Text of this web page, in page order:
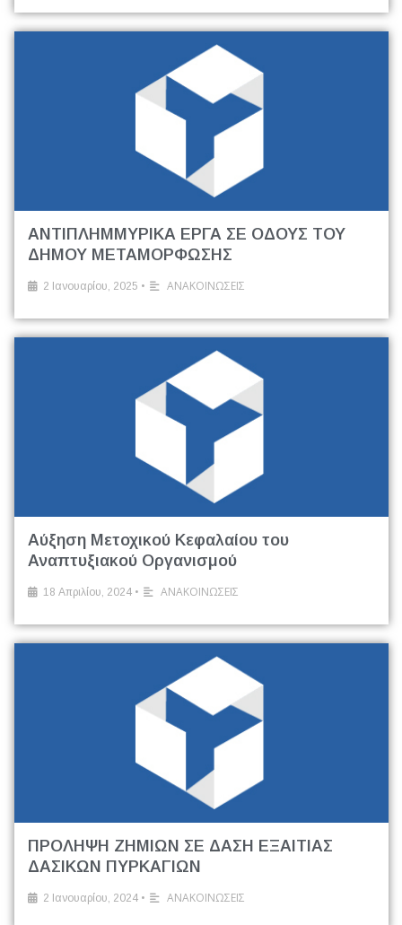
ΑΝΤΙΠΛΗΜΜΥΡΙΚΑ ΕΡΓΑ ΣΕ ΟΔΟΥΣ ΤΟΥ
ΔΗΜΟΥ ΜΕΤΑΜΟΡΦΩΣΗΣ
2 Ιανουαρίου, 2025 • ΑΝΑΚΟΙΝΩΣΕΙΣ
Αύξηση Μετοχικού Κεφαλαίου του
Αναπτυξιακού Οργανισμού
18 Απριλίου, 2024 • ΑΝΑΚΟΙΝΩΣΕΙΣ
ΠΡΟΛΗΨΗ ΖΗΜΙΩΝ ΣΕ ΔΑΣΗ ΕΞΑΙΤΙΑΣ
ΔΑΣΙΚΩΝ ΠΥΡΚΑΓΙΩΝ
2 Ιανουαρίου, 2024 • ΑΝΑΚΟΙΝΩΣΕΙΣ